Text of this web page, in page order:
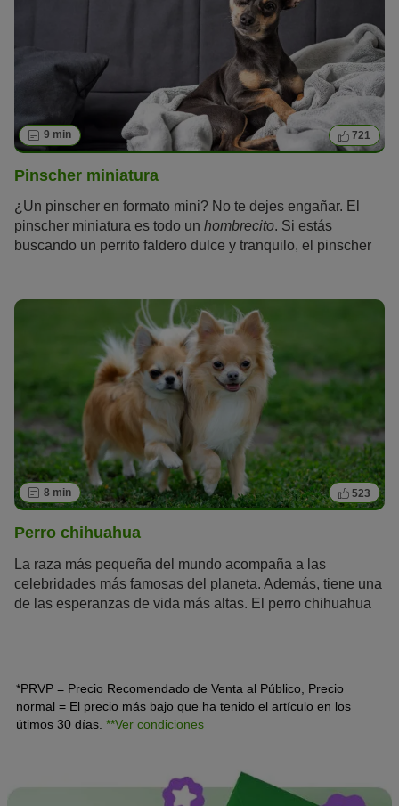
9 min 721
Pinscher miniatura
¿Un pinscher en formato mini? No te dejes engañar. El
pinscher miniatura es todo un hombrecito. Si estás
buscando un perrito faldero dulce y tranquilo, el pinscher
cuidador siempre al trote.
8 min 523
Perro chihuahua
La raza más pequeña del mundo acompaña a las
celebridades más famosas del planeta. Además, tiene una
de las esperanzas de vida más altas. El perro chihuahua
*PRVP = Precio Recomendado de Venta al Público, Precio
normal = El precio más bajo que ha tenido el artículo en los
útimos 30 días. **Ver condiciones